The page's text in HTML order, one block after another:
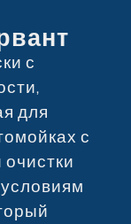
с
для
с